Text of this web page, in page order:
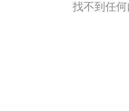
找不到任